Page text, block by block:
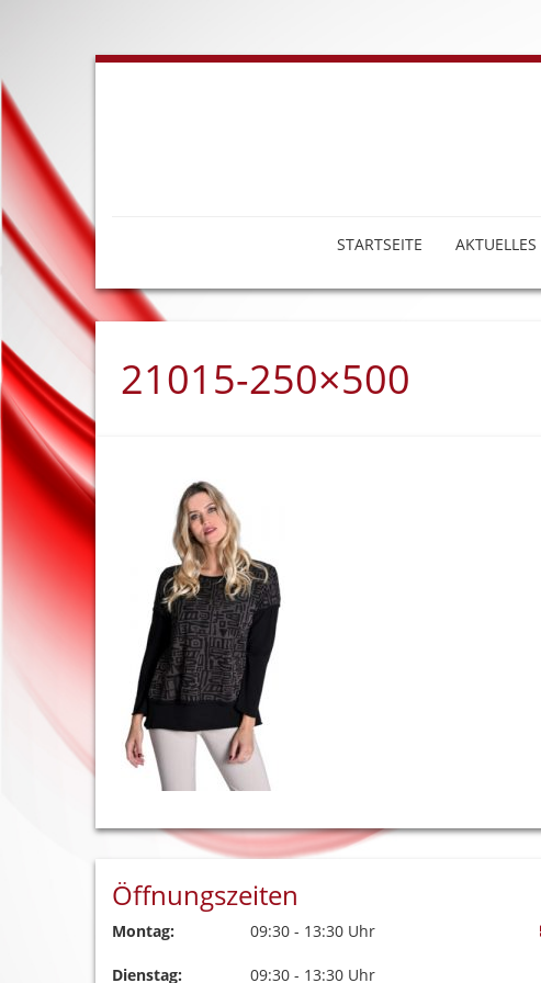
STARTSEITE AKTUELLES
21015-250×500
Öffnungszeiten
Montag: 09:30 - 13:30 Uhr
Dienstag: 09:30 - 13:30 Uhr